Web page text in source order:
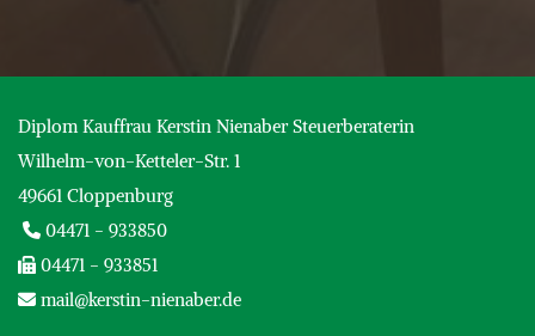
Diplom Kauffrau Kerstin Nienaber Steuerberaterin
Wilhelm-von-Ketteler-Str. 1
49661 Cloppenburg
 04471 - 933850
 04471 - 933851
 mail@kerstin-nienaber.de